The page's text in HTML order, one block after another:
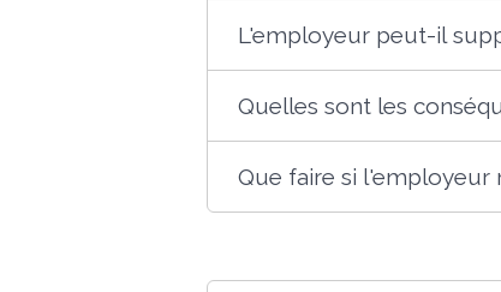
L'employeur peut-il
Quelles sont les
Que faire si l'employeur